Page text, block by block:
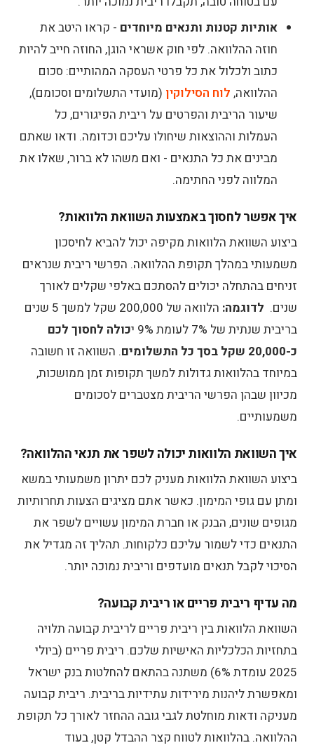
אותיות קטנות ותנאים מיוחדים - קראו היטב את
חוזה ההלוואה. לפי חוק אשראי הוגן, החוזה חייב להיות
כתוב ולכלול את כל פרטי העסקה המהותיים: סכום
ההלוואה, לוח הסילוקין (מועדי התשלומים וסכומם),
שיעור הריבית והפרטים על ריבית הפיגורים, כל
העמלות וההוצאות שיחולו עליכם וכדומה. ודאו שאתם
מבינים את כל התנאים - ואם משהו לא ברור, שאלו את
המלווה לפני החתימה.
איך אפשר לחסוך באמצעות השוואת הלוואות?
ביצוע השוואת הלוואות מקיפה יכול להביא לחיסכון
משמעותי במהלך תקופת ההלוואה. הפרשי ריבית שנראים
זניחים בהתחלה יכולים להסתכם באלפי שקלים לאורך
שנים. לדוגמה:
הלוואה של 200,000 שקל למשך 5 שנים
בריבית שנתית של 7% לעומת 9% י
כולה לחסוך לכם
כ-20,000 שקל בסך כל התשלומים
. השוואה זו חשובה
במיוחד בהלוואות גדולות למשך תקופות זמן ממושכות,
מכיוון שבהן הפרשי הריבית מצטברים לסכומים
משמעותיים.
איך השוואת הלוואות יכולה לשפר את תנאי ההלוואה?
ביצוע השוואת הלוואות מעניק לכם יתרון משמעותי במשא
ומתן עם גופי המימון. כאשר אתם מציגים הצעות תחרותיות
מגופים שונים, הבנק או חברת המימון עשויים לשפר את
התנאים כדי לשמור עליכם כלקוחות. תהליך זה מגדיל את
הסיכוי לקבל תנאים מועדפים וריבית נמוכה יותר.
מה עדיף ריבית פריים או ריבית קבועה?
השוואת הלוואות בין ריבית פריים לריבית קבועה תלויה
בתחזיות הכלכליות האישיות שלכם. ריבית פריים (ביולי
2025 עומדת 6%) משתנה בהתאם להחלטות בנק ישראל
ומאפשרת ליהנות מירידות עתידיות בריבית. ריבית קבועה
מעניקה ודאות מוחלטת לגבי גובה ההחזר לאורך כל תקופת
ההלוואה. בהלוואות לטווח קצר ההבדל קטן, בעוד